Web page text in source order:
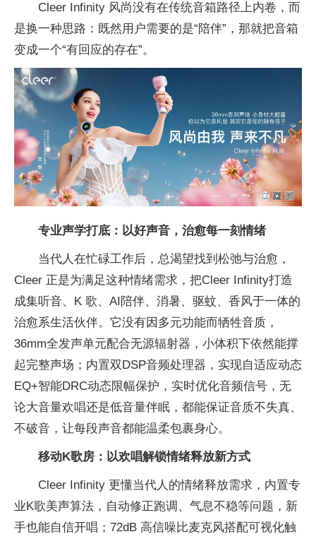
Cleer Infinity 风尚没有在传统音箱路径上内卷，而
是换一种思路：既然用户需要的是“陪伴”，那就把音箱
变成一个“有回应的存在”。
专业声学打底：以好声音，治愈每一刻情绪
当代人在忙碌工作后，总渴望找到松弛与治愈，
Cleer 正是为满足这种情绪需求，把Cleer Infinity打造
成集听音、K 歌、AI陪伴、消暑、驱蚊、香风于一体的
治愈系生活伙伴。它没有因多元功能而牺牲音质，
36mm全发声单元配合无源辐射器，小体积下依然能撑
起完整声场；内置双DSP音频处理器，实现自适应动态
EQ+智能DRC动态限幅保护，实时优化音频信号，无
论大音量欢唱还是低音量伴眠，都能保证音质不失真、
不破音，让每段声音都能温柔包裹身心。
移动K歌房：以欢唱解锁情绪释放新方式
Cleer Infinity 更懂当代人的情绪释放需求，内置专
业K歌美声算法，自动修正跑调、气息不稳等问题，新
手也能自信开唱；72dB 高信噪比麦克风搭配可视化触